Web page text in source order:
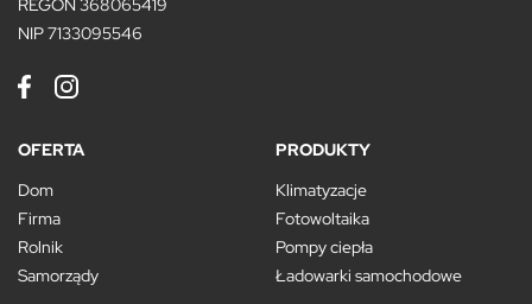
REGON 368065419
NIP 7133095546
OFERTA
Dom
Firma
Rolnik
Samorządy
PRODUKTY
Klimatyzacje
Fotowoltaika
Pompy ciepła
Ładowarki samochodowe